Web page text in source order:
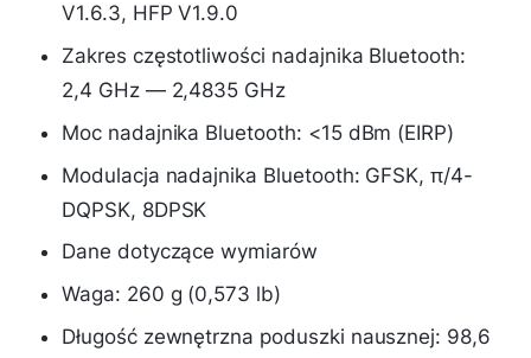
V1.6.3, HFP V1.9.0
Zakres częstotliwości nadajnika Bluetooth:
2,4 GHz — 2,4835 GHz
Moc nadajnika Bluetooth: <15 dBm (EIRP)
Modulacja nadajnika Bluetooth: GFSK, π/4-
DQPSK, 8DPSK
Dane dotyczące wymiarów
Waga: 260 g (0,573 lb)
Długość zewnętrzna poduszki nausznej: 98,6